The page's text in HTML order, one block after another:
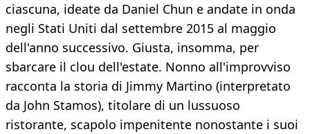
ciascuna, ideate da Daniel Chun e andate in onda
negli Stati Uniti dal settembre 2015 al maggio
dell'anno successivo. Giusta, insomma, per
sbarcare il clou dell'estate. Nonno all'improvviso
racconta la storia di Jimmy Martino (interpretato
da John Stamos), titolare di un lussuoso
ristorante, scapolo impenitente nonostante i suoi